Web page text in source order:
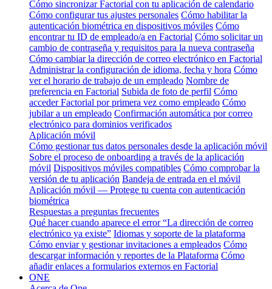
Cómo sincronizar Factorial con tu aplicación de calendario
Cómo configurar tus ajustes personales Cómo habilitar la
autenticación biométrica en dispositivos móviles Cómo
encontrar tu ID de empleado/a en Factorial Cómo solicitar un
cambio de contraseña y requisitos para la nueva contraseña
Cómo cambiar la dirección de correo electrónico en Factorial
Administrar la configuración de idioma, fecha y hora Cómo
ver el horario de trabajo de un empleado Nombre de
preferencia en Factorial Subida de foto de perfil Cómo
acceder Factorial por primera vez como empleado Cómo
jubilar a un empleado Confirmación automática por correo
electrónico para dominios verificados
Aplicación móvil
Cómo gestionar tus datos personales desde la aplicación móvil
Sobre el proceso de onboarding a través de la aplicación
móvil Dispositivos móviles compatibles Cómo comprobar la
versión de tu aplicación Bandeja de entrada en el móvil
Aplicación móvil — Protege tu cuenta con autenticación
biométrica
Respuestas a preguntas frecuentes
Qué hacer cuando aparece el error “La dirección de correo
electrónico ya existe” Idiomas y soporte de la plataforma
Cómo enviar y gestionar invitaciones a empleados Cómo
descargar información y reportes de la Plataforma Cómo
añadir enlaces a formularios externos en Factorial
ONE